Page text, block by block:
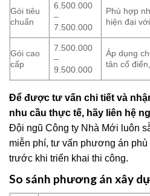
Gói tiêu
chuẩn
6.500.000
–
7.500.000
Phù hợp
hiện đại
Gói cao
cấp
7.500.000
–
9.500.000
Áp dụng
tân cổ
Để được tư vấn chi tiết và
nhu cầu thực tế, hãy liên hệ
Đội ngũ Công ty Nhà Mới luôn
miễn phí, tư vấn phương án
trước khi triển khai thi công.
So sánh phương án xây